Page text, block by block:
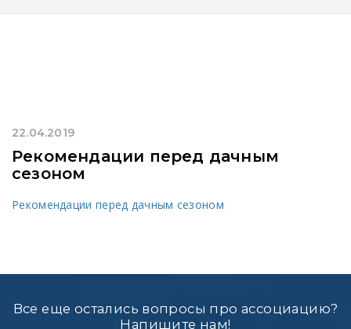
22.04.2019
Рекомендации перед дачным
сезоном
Рекомендации перед дачным сезоном
Все еще остались вопросы про ассоциацию?
Напишите нам!